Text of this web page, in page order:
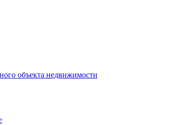
объекта недвижимости